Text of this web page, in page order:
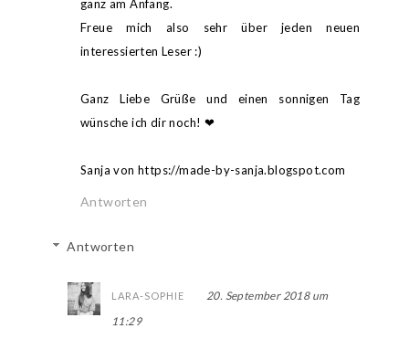
ganz am Anfang.
Freue mich also sehr über jeden neuen
interessierten Leser :)
Ganz Liebe Grüße und einen sonnigen Tag
wünsche ich dir noch! ❤︎
Sanja von https://made-by-sanja.blogspot.com
Antworten
Antworten
LARA-SOPHIE
20. September 2018 um
11:29